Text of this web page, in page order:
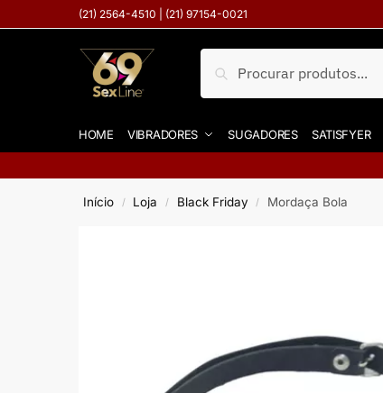
(21) 2564-4510 | (21) 97154-0021
Pesquisar
HOME VIBRADORES SUGADORES SATISFYER
Início / Loja / Black Friday / Mordaça Bola